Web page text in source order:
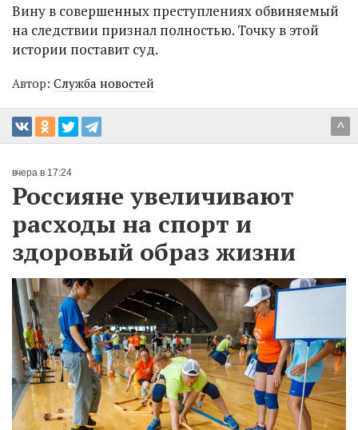
Вину в совершенных преступлениях обвиняемый
на следствии признал полностью. Точку в этой
истории поставит суд.
Автор: Служба новостей
^
вчера в 17:24
Россияне увеличивают
расходы на спорт и
здоровый образ жизни